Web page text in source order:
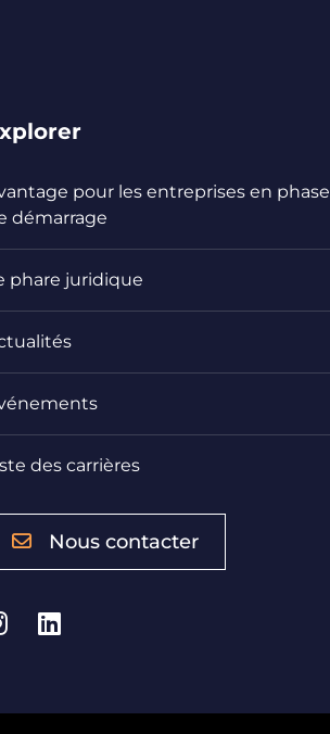
pour les entreprises en phase
démarrage
phare juridique
des carrières
Nous contacter
Instagram
LinkedIn